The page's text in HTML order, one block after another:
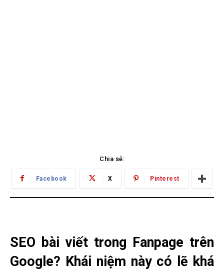
Chia sẻ:
Facebook X Pinterest
SEO bài viết trong Fanpage trên
Google? Khái niệm này có lẽ khá